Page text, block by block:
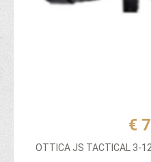
€
OTTICA JS TACTICAL 3-